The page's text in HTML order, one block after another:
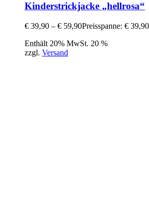
Kinderstrickjacke „hellrosa“
€ 39,90 – € 59,90Preisspanne: €
Enthält 20% MwSt. 20 %
zzgl. Versand